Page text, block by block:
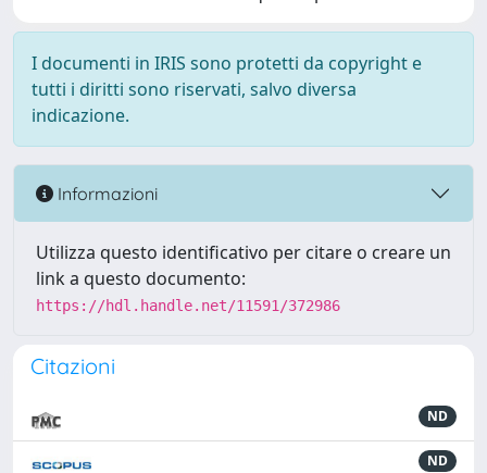
I documenti in IRIS sono protetti da copyright e
tutti i diritti sono riservati, salvo diversa
indicazione.
Informazioni
Utilizza questo identificativo per citare o creare un
link a questo documento:
https://hdl.handle.net/11591/372986
Citazioni
ND
ND